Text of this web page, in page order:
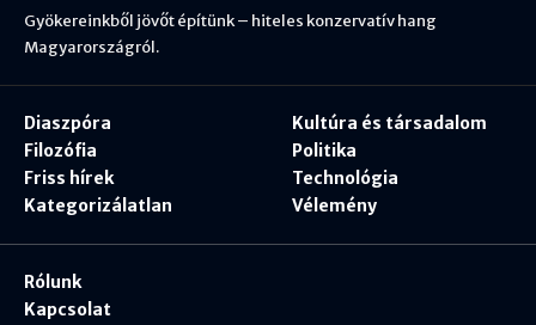
Gyökereinkből jövőt építünk – hiteles konzervatív hang
Magyarországról.
Diaszpóra
Filozófia
Friss hírek
Kategorizálatlan
Kultúra és társadalom
Politika
Technológia
Vélemény
Rólunk
Kapcsolat